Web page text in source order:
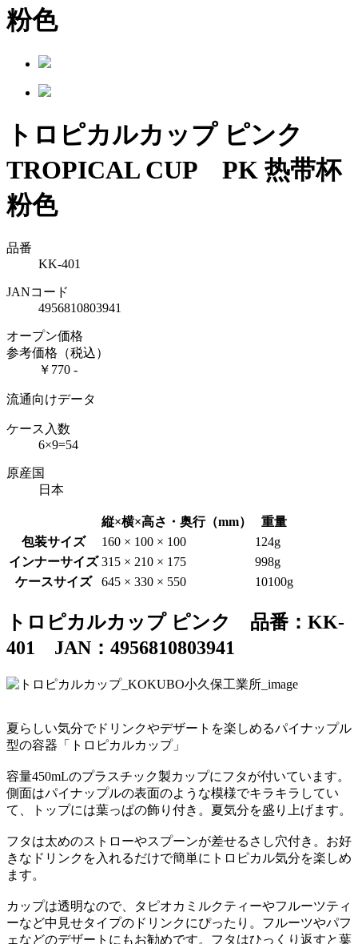
粉色
トロピカルカップ ピンク
TROPICAL CUP PK 热带杯
粉色
品番
KK-401
JANコード
4956810803941
オープン価格
参考価格（税込）
￥770 -
流通向けデータ
ケース入数
6×9=54
原産国
日本
縦×横×高さ・奥行（mm）
重量
包装サイズ
160 × 100 × 100
124g
インナーサイズ 315 × 210 × 175
998g
ケースサイズ
645 × 330 × 550 10100g
トロピカルカップ ピンク 品番：KK-
401 JAN：4956810803941
夏らしい気分でドリンクやデザートを楽しめるパイナップル
型の容器「トロピカルカップ」
容量450mLのプラスチック製カップにフタが付いています。
側面はパイナップルの表面のような模様でキラキラしてい
て、トップには葉っぱの飾り付き。夏気分を盛り上げます。
フタは太めのストローやスプーンが差せるさし穴付き。お好
きなドリンクを入れるだけで簡単にトロピカル気分を楽しめ
ます。
カップは透明なので、タピオカミルクティーやフルーツティ
ーなど中見せタイプのドリンクにぴったり。フルーツやパフ
ェなどのデザートにもお勧めです。フタはひっくり返すと葉